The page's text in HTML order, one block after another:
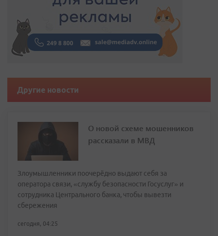
Другие новости
О новой схеме мошенников
рассказали в МВД
Злоумышленники поочерёдно выдают себя за
оператора связи, «службу безопасности Госуслуг» и
сотрудника Центрального банка, чтобы вывезти
сбережения
сегодня, 04:25